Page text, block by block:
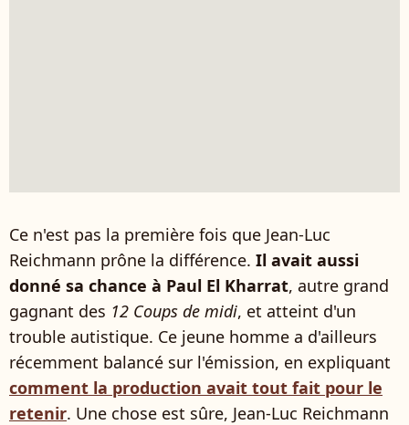
Ce n'est pas la première fois que Jean-Luc
Reichmann prône la différence. Il avait aussi
donné sa chance à Paul El Kharrat, autre grand
gagnant des 12 Coups de midi, et atteint d'un
trouble autistique. Ce jeune homme a d'ailleurs
récemment balancé sur l'émission, en expliquant
comment la production avait tout fait pour le
retenir. Une chose est sûre, Jean-Luc Reichmann